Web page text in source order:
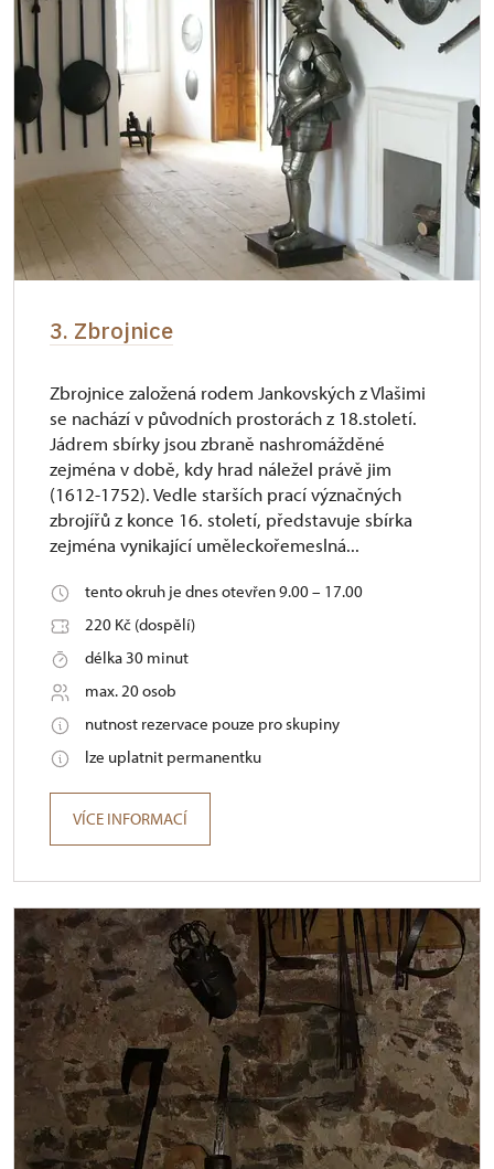
3. Zbrojnice
Zbrojnice založená rodem Jankovských z Vlašimi
se nachází v původních prostorách z 18.století.
Jádrem sbírky jsou zbraně nashromážděné
zejména v době, kdy hrad náležel právě jim
(1612-1752). Vedle starších prací význačných
zbrojířů z konce 16. století, představuje sbírka
zejména vynikající uměleckořemeslná...
tento okruh je dnes otevřen 9.00 – 17.00
220 Kč (dospělí)
délka 30 minut
max. 20 osob
nutnost rezervace pouze pro skupiny
lze uplatnit permanentku
VÍCE INFORMACÍ